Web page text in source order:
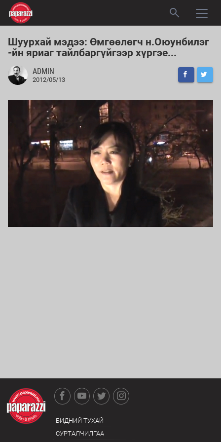
Шуурхай мэдээ: Өмгөөлөгч н.Оюунбилэг
-йн яриаг тайлбаргүйгээр хүргэе...
ADMIN
2012/05/13
БИДНИЙ ТУХАЙ
СУРТАЛЧИЛГАА